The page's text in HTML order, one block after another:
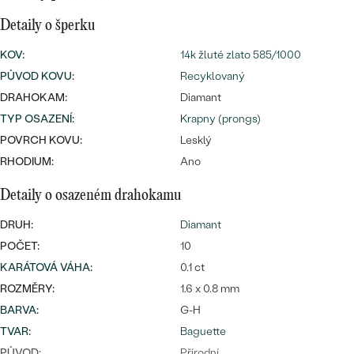
Wave kolekce
PROHLÉDNOUT
PODLE TVARU KAMENE
DIAMANTY
PROHLÉDNOUT
Personalizované
přívěsky
OBJEVIT
Nejprodávanější
prsteny
PROHLÉDNOUT
Detaily o šperku
KOV:
14k žluté zlato 585/1000
PŮVOD KOVU:
Recyklovaný
DRAHOKAM:
Diamant
TYP OSAZENÍ:
Krapny (prongs)
POVRCH KOVU:
Lesklý
RHODIUM:
Ano
Detaily o osazeném drahokamu
DRUH:
Diamant
POČET:
10
KARÁTOVÁ VÁHA:
0.1 ct
ROZMĚRY:
1.6 x 0.8 mm
BARVA:
G-H
TVAR:
Baguette